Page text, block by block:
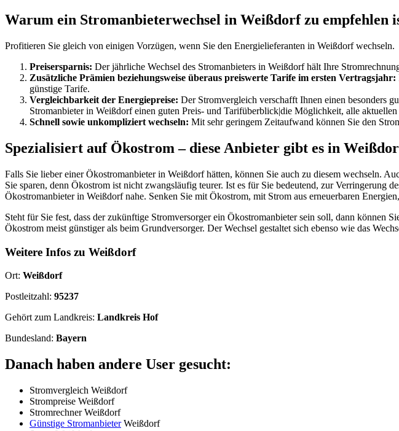
Warum ein Stromanbieterwechsel in Weißdorf zu empfehlen
Profitieren Sie gleich von einigen Vorzügen, wenn Sie den Energielieferanten in Weißdorf wechseln.
Preisersparnis: Der jährliche Wechsel des Stromanbieters in Weißdorf hält Ihre
Zusätzliche Prämien beziehungsweise überaus preiswerte Tarife im ersten Vertragsjahr:
günstige Tarife.
Vergleichbarkeit der Energiepreise: Der Stromvergleich verschafft Ihnen einen besonders
Stromanbieter in Weißdorf einen guten Preis- und Tarifüberblick|die Möglichkeit, alle
Schnell sowie unkompliziert wechseln: Mit sehr geringem Zeitaufwand können Sie den
Spezialisiert auf Ökostrom – diese Anbieter gibt es in
Falls Sie lieber einer Ökostromanbieter in Weißdorf hätten, können Sie auch zu diesem wechseln.
Sie sparen, denn Ökostrom ist nicht zwangsläufig teurer. Ist es für Sie bedeutend, zur Verringerung
Ökostromanbieter in Weißdorf nahe. Senken Sie mit Ökostrom, mit Strom aus erneuerbaren
Steht für Sie fest, dass der zukünftige Stromversorger ein Ökostromanbieter sein soll, dann
Ökostrom meist günstiger als beim Grundversorger. Der Wechsel gestaltet sich ebenso wie das
Weitere Infos zu Weißdorf
Ort: Weißdorf
Postleitzahl: 95237
Gehört zum Landkreis: Landkreis Hof
Bundesland: Bayern
Danach haben andere User gesucht:
Stromvergleich Weißdorf
Strompreise Weißdorf
Stromrechner Weißdorf
Günstige StromanbieterWeißdorf